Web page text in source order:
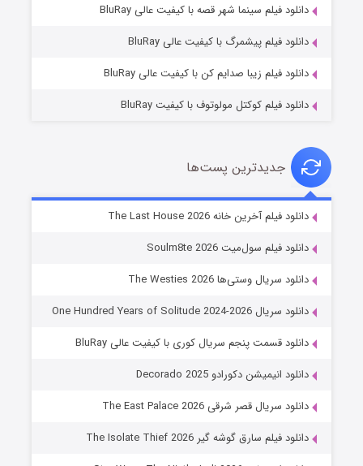
خاندان اژدها فصل ۳
جادوگری در مغولستان
قسمت۱۴ (زیرنویس) منتشر شد
دانلود فیلم سینما شهر قصه با کیفیت عالی BluRay
دانلود فیلم پیشمرگ با کیفیت عالی BluRay
دانلود فیلم زیبا صدایم کن با کیفیت عالی BluRay
دانلود فیلم کوکتل مولوتوف با کیفیت BluRay
جدیدترین پست‌ها
دانلود فیلم آخرین خانه The Last House 2026
دانلود فیلم سول‌میت Soulm8te 2026
دانلود سریال وستی‌ها The Westies 2026
دانلود سریال One Hundred Years of Solitude 2024-2026
دانلود قسمت پنجم سریال کوری با کیفیت عالی BluRay
دانلود انیمیشن دکورادو Decorado 2025
دانلود سریال قصر شرقی The East Palace 2026
دانلود فیلم سارق گوشه گیر The Isolate Thief 2026